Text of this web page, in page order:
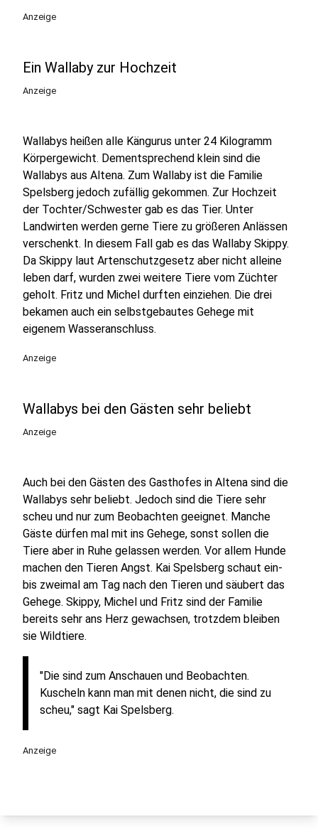
Anzeige
Ein Wallaby zur Hochzeit
Anzeige
Wallabys heißen alle Kängurus unter 24 Kilogramm
Körpergewicht. Dementsprechend klein sind die
Wallabys aus Altena. Zum Wallaby ist die Familie
Spelsberg jedoch zufällig gekommen. Zur Hochzeit
der Tochter/Schwester gab es das Tier. Unter
Landwirten werden gerne Tiere zu größeren Anlässen
verschenkt. In diesem Fall gab es das Wallaby Skippy.
Da Skippy laut Artenschutzgesetz aber nicht alleine
leben darf, wurden zwei weitere Tiere vom Züchter
geholt. Fritz und Michel durften einziehen. Die drei
bekamen auch ein selbstgebautes Gehege mit
eigenem Wasseranschluss.
Anzeige
Wallabys bei den Gästen sehr beliebt
Anzeige
Auch bei den Gästen des Gasthofes in Altena sind die
Wallabys sehr beliebt. Jedoch sind die Tiere sehr
scheu und nur zum Beobachten geeignet. Manche
Gäste dürfen mal mit ins Gehege, sonst sollen die
Tiere aber in Ruhe gelassen werden. Vor allem Hunde
machen den Tieren Angst. Kai Spelsberg schaut ein-
bis zweimal am Tag nach den Tieren und säubert das
Gehege. Skippy, Michel und Fritz sind der Familie
bereits sehr ans Herz gewachsen, trotzdem bleiben
sie Wildtiere.
"Die sind zum Anschauen und Beobachten.
Kuscheln kann man mit denen nicht, die sind zu
scheu," sagt Kai Spelsberg.
Anzeige